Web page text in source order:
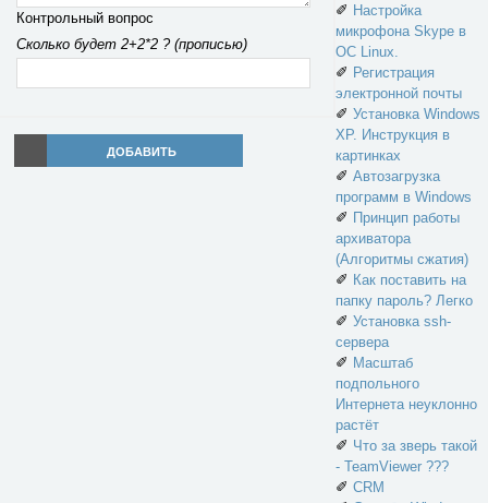
Контрольный вопрос
Сколько будет 2+2*2 ? (прописью)
ДОБАВИТЬ
✐ Настройка
микрофона Skype в
ОС Linux.
✐ Регистрация
электронной почты
✐ Установка Windows
XP. Инструкция в
картинках
✐ Автозагрузка
программ в Windows
✐ Принцип работы
архиватора
(Алгоритмы сжатия)
✐ Как поставить на
папку пароль? Легко
✐ Установка ssh-
сервера
✐ Масштаб
подпольного
Интернета неуклонно
растёт
✐ Что за зверь такой
- TeamViewer ???
✐ CRM